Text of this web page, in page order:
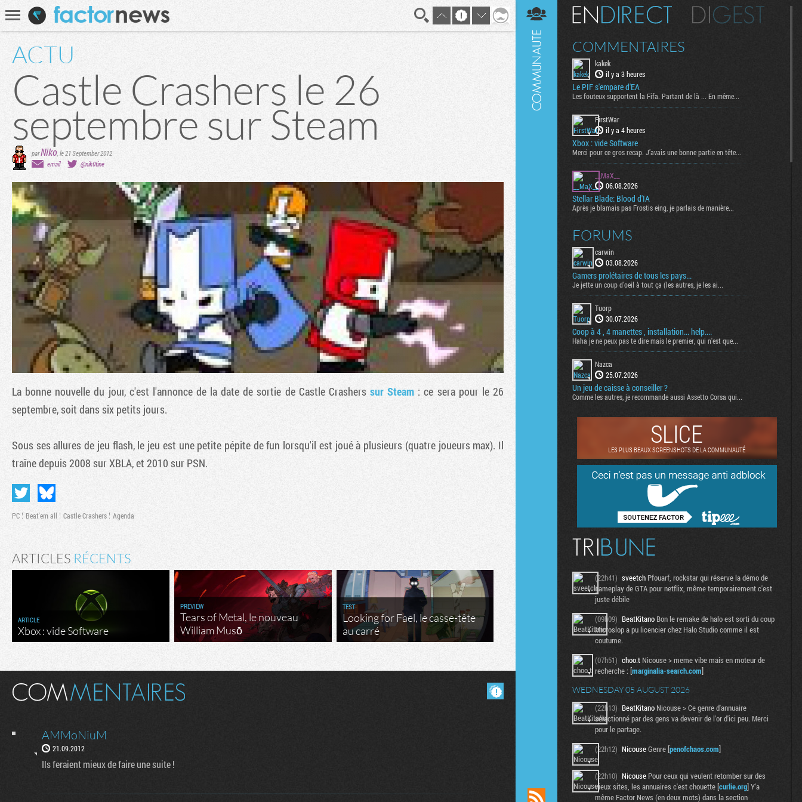
Recherche
ACTU
Castle Crashers le 26
septembre sur Steam
parNiko,le 21 September 2012
email
@nik0tine
La bonne nouvelle du jour, c'est l'annonce de la date de sortie de Castle Crashers sur Steam : ce sera pour le 26
septembre, soit dans six petits jours.
Sous ses allures de jeu flash, le jeu est une petite pépite de fun lorsqu'il est joué à plusieurs (quatre joueurs max). Il
traîne depuis 2008 sur XBLA, et 2010 sur PSN.
PC Beat'em all Castle Crashers Agenda
ARTICLES RÉCENTS
ARTICLE
Xbox : vide Software
PREVIEW
Tears of Metal, le nouveau
William Musō
TEST
Looking for Fael, le casse-tête
au carré
AMMoNiuM
21.09.2012
Ils feraient mieux de faire une suite !
En direct Digest
COMMENTAIRES
kakek
il y a 3 heures
Le PIF s'empare d'EA
Les fouteux supportent la Fifa. Partant de là ... En même...
FirstWar
il y a 4 heures
Xbox : vide Software
Merci pour ce gros recap. J’avais une bonne partie en tête...
__MaX__
06.08.2026
Stellar Blade: Blood d'IA
Après je blamais pas Frostis eing, je parlais de manière...
FORUMS
carwin
03.08.2026
Gamers prolétaires de tous les pays...
Je jette un coup d'oeil à tout ça (les autres, je les ai...
Tuorp
30.07.2026
Coop à 4 , 4 manettes , installation... help....
Haha je ne peux pas te dire mais le premier, qui n'est que...
Nazca
25.07.2026
Un jeu de caisse à conseiller ?
Comme les autres, je recommande aussi Assetto Corsa qui...
SLICE
LES PLUS BEAUX SCREENSHOTS DE LA COMMUNAUTÉ
(22h41) sveetch Pfouarf, rockstar qui réserve la démo de
gameplay de GTA pour netflix, même temporairement c'est
juste débile
(09h09) BeatKitano Bon le remake de halo est sorti du coup
Microslop a pu licencier chez Halo Studio comme il est
coutume.
(07h51) choo.t Nicouse > meme vibe mais en moteur de
recherche : [marginalia-search.com]
WEDNESDAY 05 AUGUST 2026
(22h13) BeatKitano Nicouse > Ce genre d'annuaire
sélectionné par des gens va devenir de l'or d'ici peu. Merci
pour le partage.
(22h12) NicouseGenre [penofchaos.com]
(22h10) Nicouse Pour ceux qui veulent retomber sur des
vieux sites, les annuaires c'est chouette [curlie.org] Y'a
même Factor News (en deux mots) dans la section
Flux RSS